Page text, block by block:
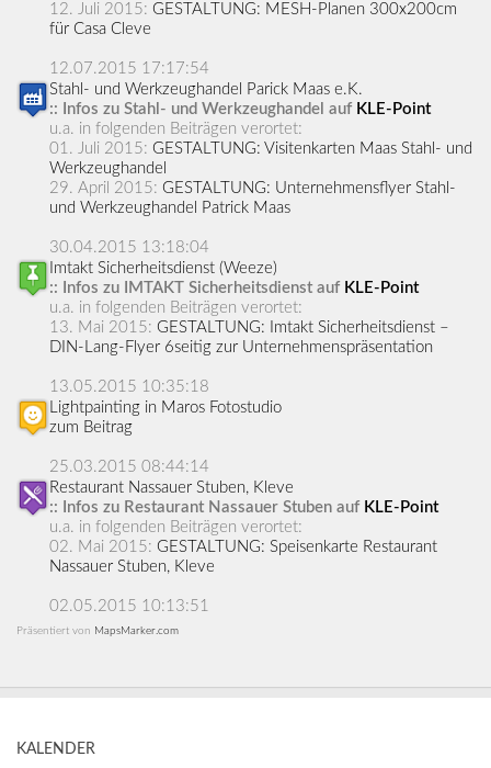
12. Juli 2015: GESTALTUNG: MESH-Planen 300x200cm
für Casa Cleve
12.07.2015 17:17:54
Stahl- und Werkzeughandel Parick Maas e.K.
:: Infos zu Stahl- und Werkzeughandel auf KLE-Point
u.a. in folgenden Beiträgen verortet:
01. Juli 2015: GESTALTUNG: Visitenkarten Maas Stahl- und
Werkzeughandel
29. April 2015: GESTALTUNG: Unternehmensflyer Stahl-
und Werkzeughandel Patrick Maas
30.04.2015 13:18:04
Imtakt Sicherheitsdienst (Weeze)
:: Infos zu IMTAKT Sicherheitsdienst auf KLE-Point
u.a. in folgenden Beiträgen verortet:
13. Mai 2015: GESTALTUNG: Imtakt Sicherheitsdienst –
DIN-Lang-Flyer 6seitig zur Unternehmenspräsentation
13.05.2015 10:35:18
Lightpainting in Maros Fotostudio
zum Beitrag
25.03.2015 08:44:14
Restaurant Nassauer Stuben, Kleve
:: Infos zu Restaurant Nassauer Stuben auf KLE-Point
u.a. in folgenden Beiträgen verortet:
02. Mai 2015: GESTALTUNG: Speisenkarte Restaurant
Nassauer Stuben, Kleve
02.05.2015 10:13:51
Präsentiert von MapsMarker.com
KALENDER